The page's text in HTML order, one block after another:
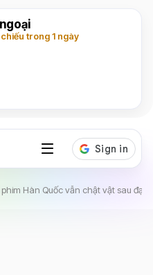
trong 1 ngày
Hàn Quốc vẫn chật vật sau đại